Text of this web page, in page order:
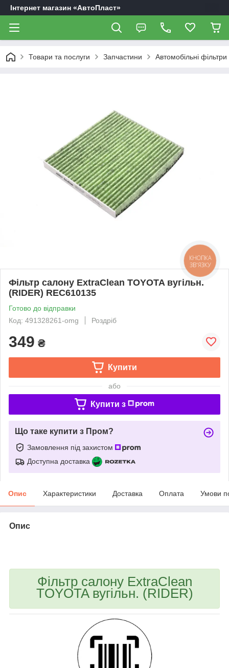
Інтернет магазин «АвтоПласт»
Товари та послуги Запчастини Автомобільні фільтри
Фільтр салону ExtraClean TOYOTA вугільн.
(RIDER) REC610135
Готово до відправки
Код: 491328261-omg
Роздріб
349 ₴
Купити
або
Купити з
Що таке купити з Пром?
Замовлення під захистом
Доступна доставка
Опис Характеристики Доставка Оплата Умови
Опис
Фільтр салону ExtraClean
TOYOTA вугільн. (RIDER)
КНОПКА
ЗВ'ЯЗКУ